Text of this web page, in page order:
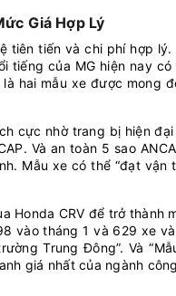
Giá Hợp Lý
tiên tiến và chi phí hợp
của MG hiện nay có
hai mẫu xe được mong
cực nhờ trang bị hiện
Và an toàn 5 sao
Mẫu xe có thể “đạt
Honda CRV để trở thành
vào tháng 1 và 629 xe
Trung Đông”. Và
giá nhất của ngành